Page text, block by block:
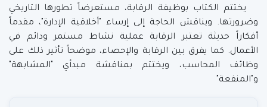
يختتم الكتاب بوظيفة الرقابة، مستعرضاً تطورها التاريخي
وضرورتها. ويناقش الحاجة إلى إرساء "أخلاقية الإدارة"، مقدماً
أفكاراً حديثة تعتبر الرقابة عملية نشاط مستمر ودائم في
الأعمال. كما يفرق بين الرقابة والإحصاء، موضحاً تأثير ذلك على
وظائف المحاسب، ويختتم بمناقشة مبدأي "المشابهة"
و"المنفعة"